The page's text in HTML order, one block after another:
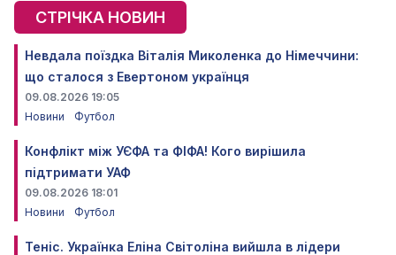
СТРІЧКА НОВИН
Невдала поїздка Віталія Миколенка до Німеччини:
що сталося з Евертоном українця
09.08.2026 19:05
Новини
Футбол
Конфлікт між УЄФА та ФІФА! Кого вирішила
підтримати УАФ
09.08.2026 18:01
Новини
Футбол
Теніс. Українка Еліна Світоліна вийшла в лідери